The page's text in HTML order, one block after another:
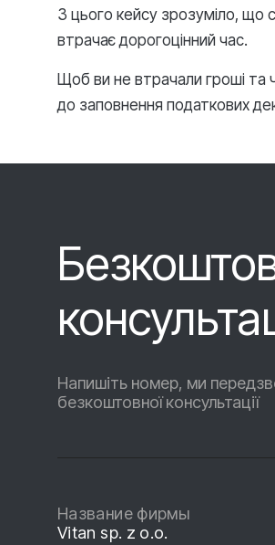
З цього кейсу зрозуміло, що
втрачає дорогоцінний час.
Щоб ви не втрачали гроші та
до заповнення податкових
Напишіть номер, ми
безкоштовної консультації
Название фирмы
Vitan sp. z o.o.